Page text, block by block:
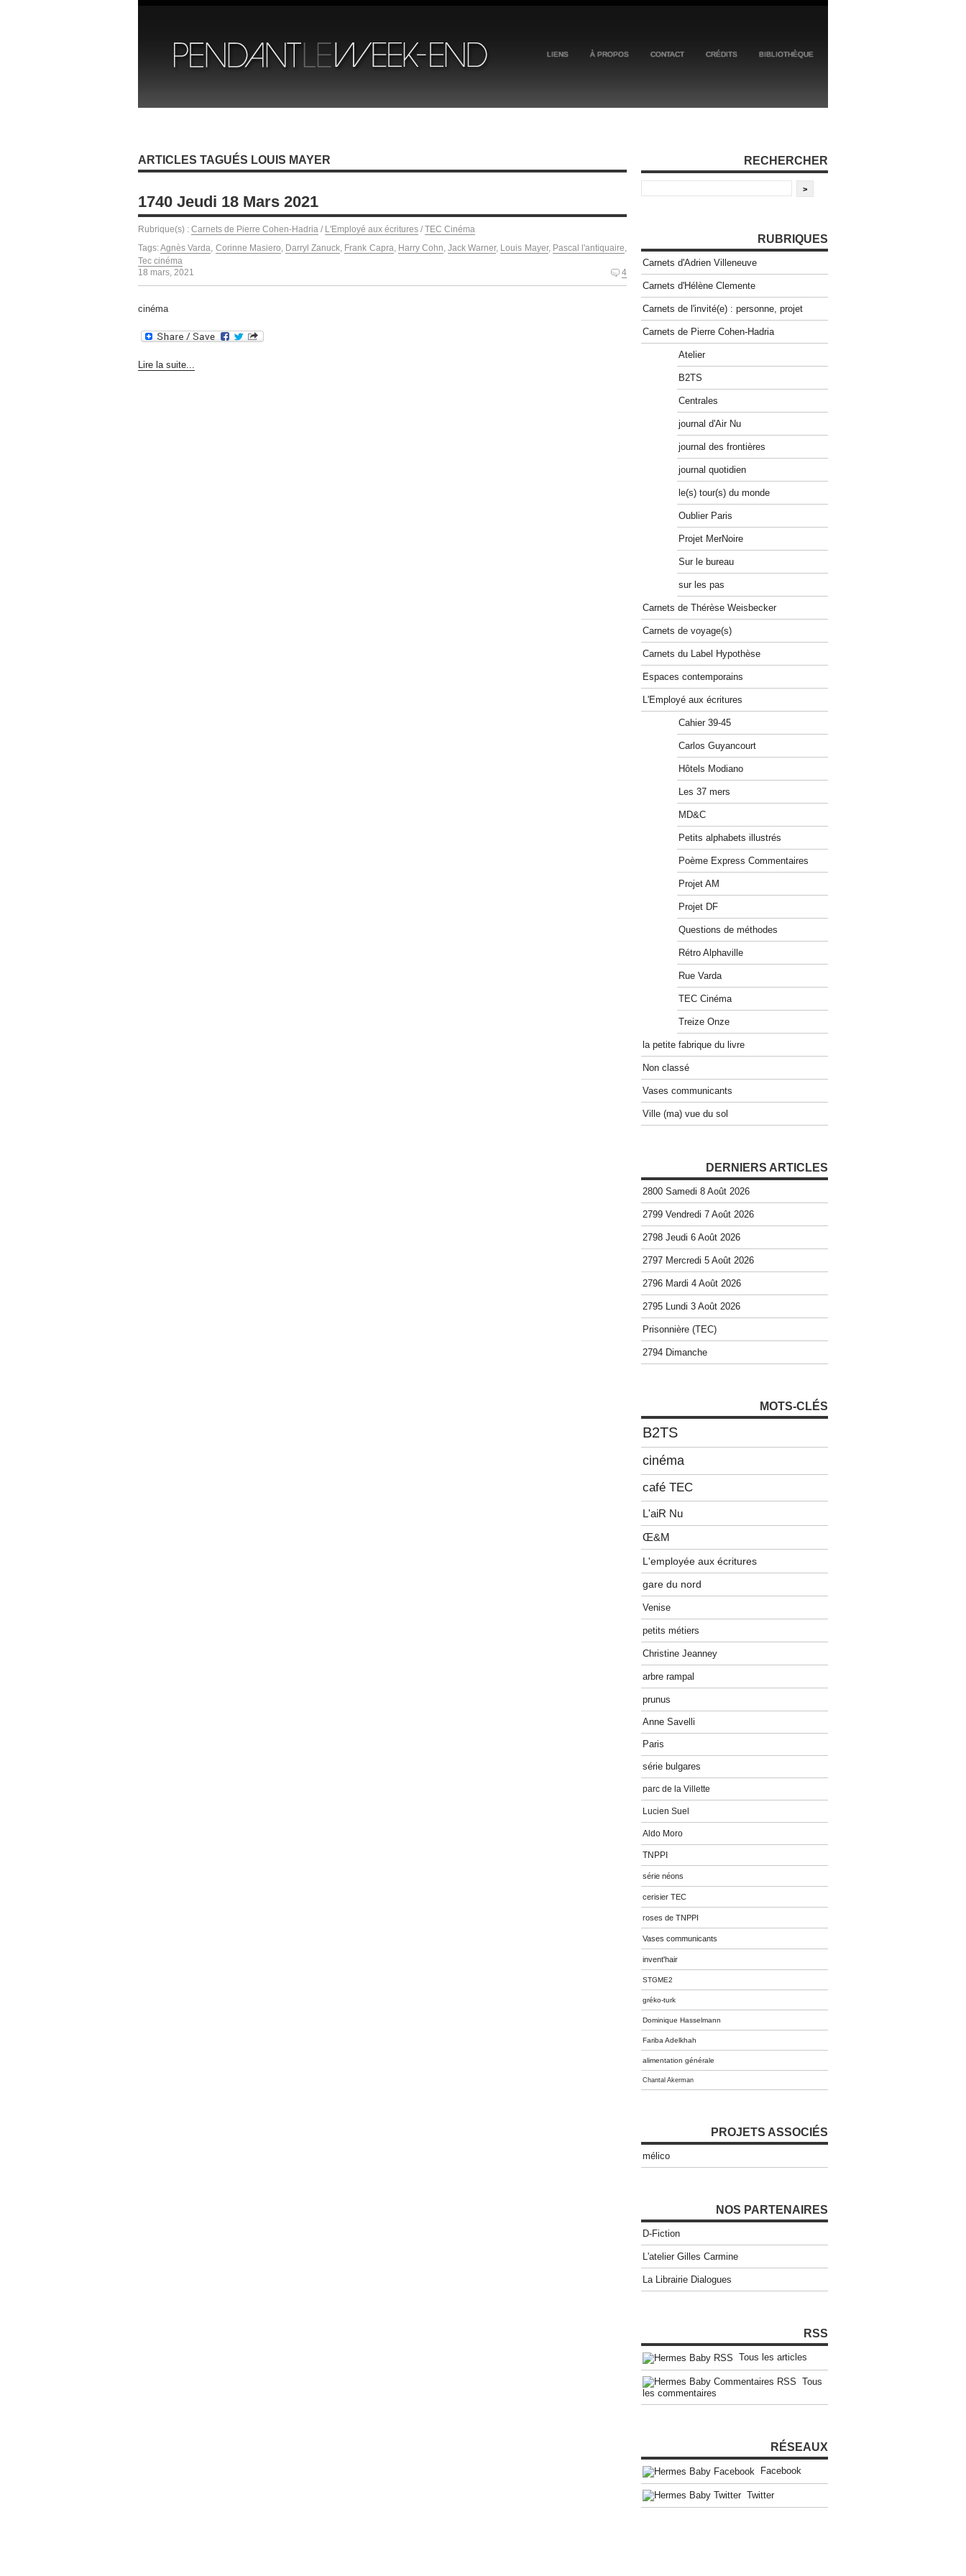
LIENS À PROPOS CONTACT CRÉDITS BIBLIOTHÈQUE
ARTICLES TAGUÉS LOUIS MAYER
1740 Jeudi 18 Mars 2021
Rubrique(s) : Carnets de Pierre Cohen-Hadria / L'Employé aux écritures / TEC Cinéma
Tags:Agnès Varda, Corinne Masiero, Darryl Zanuck, Frank Capra, Harry Cohn,Jack Warner, Louis Mayer, Pascal l'antiquaire,
Tec cinéma
18 mars, 2021
4
cinéma
Lire la suite...
RECHERCHER
RUBRIQUES
Carnets d'Adrien Villeneuve
Carnets d'Hélène Clemente
Carnets de l'invité(e) : personne, projet
Carnets de Pierre Cohen-Hadria
Atelier
B2TS
Centrales
journal d'Air Nu
journal des frontières
journal quotidien
le(s) tour(s) du monde
Oublier Paris
Projet MerNoire
Sur le bureau
sur les pas
Carnets de Thérèse Weisbecker
Carnets de voyage(s)
Carnets du Label Hypothèse
Espaces contemporains
L'Employé aux écritures
Cahier 39-45
Carlos Guyancourt
Hôtels Modiano
Les 37 mers
MD&C
Petits alphabets illustrés
Poème Express Commentaires
Projet AM
Projet DF
Questions de méthodes
Rétro Alphaville
Rue Varda
TEC Cinéma
Treize Onze
la petite fabrique du livre
Non classé
Vases communicants
Ville (ma) vue du sol
DERNIERS ARTICLES
2800 Samedi 8 Août 2026
2799 Vendredi 7 Août 2026
2798 Jeudi 6 Août 2026
2797 Mercredi 5 Août 2026
2796 Mardi 4 Août 2026
2795 Lundi 3 Août 2026
Prisonnière (TEC)
2794 Dimanche
MOTS-CLÉS
B2TS
cinéma
café TEC
L'aiR Nu
Œ&M
L'employée aux écritures
gare du nord
Venise
petits métiers
Christine Jeanney
arbre rampal
prunus
Anne Savelli
Paris
série bulgares
parc de la Villette
Lucien Suel
Aldo Moro
TNPPI
série néons
cerisier TEC
roses de TNPPI
Vases communicants
invent'hair
STGME2
gréko-turk
Dominique Hasselmann
Fariba Adelkhah
alimentation générale
Chantal Akerman
PROJETS ASSOCIÉS
mélico
NOS PARTENAIRES
D-Fiction
L'atelier Gilles Carmine
La Librairie Dialogues
RSS
Tous les articles
Tous
les commentaires
RÉSEAUX
Facebook
Twitter